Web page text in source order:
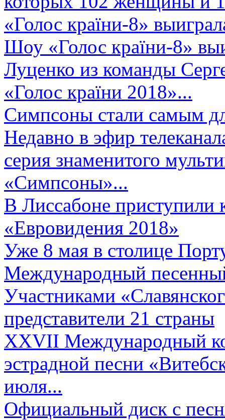
«Голос країни-8»
Шоу «Голос країни-8»
Луценко из команды
«Голос країни 2018»...
Симпсоны стали самым
Недавно в эфир
серия знаменитого
«Симпсоны»...
В Лиссабоне приступили
«Евровидения 2018»
Уже 8 мая в столице
Международный
Участниками
представители 21 страны
XXVII Международный
эстрадной песни
июля...
Официальный диск с